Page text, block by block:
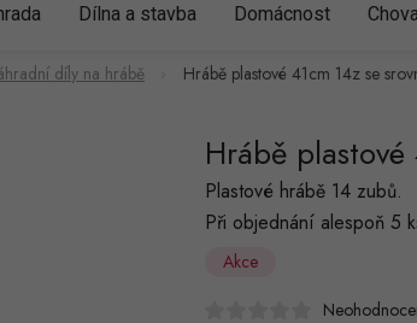
Dílna a stavba Domácnost
díly na hrábě Hrábě plastové 41cm 14z se
Hrábě
Akce
Plastové hrábě 14 zubů.
Při objednání alespoň 5